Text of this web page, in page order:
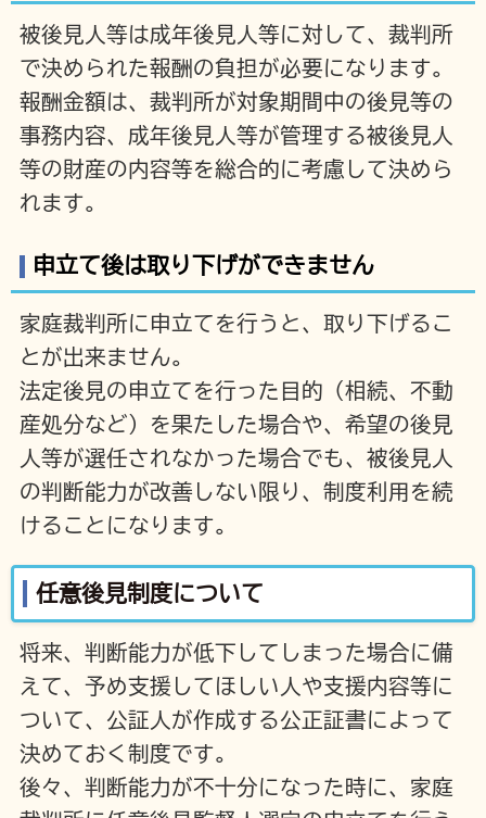
被後見人等は成年後見人等に対して、裁判所
で決められた報酬の負担が必要になります。
報酬金額は、裁判所が対象期間中の後見等の
事務内容、成年後見人等が管理する被後見人
等の財産の内容等を総合的に考慮して決めら
れます。
申立て後は取り下げができません
家庭裁判所に申立てを行うと、取り下げるこ
とが出来ません。
法定後見の申立てを行った目的（相続、不動
産処分など）を果たした場合や、希望の後見
人等が選任されなかった場合でも、被後見人
の判断能力が改善しない限り、制度利用を続
けることになります。
任意後見制度について
将来、判断能力が低下してしまった場合に備
えて、予め支援してほしい人や支援内容等に
ついて、公証人が作成する公正証書によって
決めておく制度です。
後々、判断能力が不十分になった時に、家庭